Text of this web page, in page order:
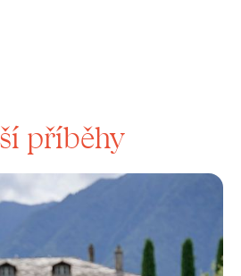
příběhy